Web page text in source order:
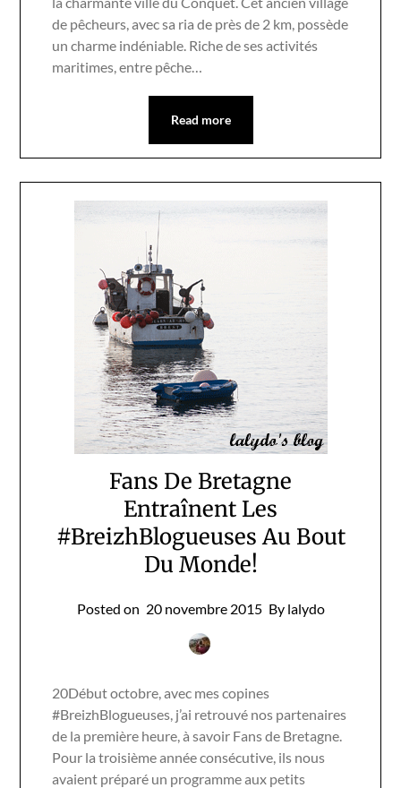
de pêcheurs, avec sa ria de près de 2 km, possède
un charme indéniable. Riche de ses activités
maritimes, entre pêche…
Read more
Fans De Bretagne
Entraînent Les
#BreizhBlogueuses Au Bout
Du Monde!
Posted on 20 novembre 2015 By lalydo
20Début octobre, avec mes copines
#BreizhBlogueuses, j’ai retrouvé nos partenaires
de la première heure, à savoir Fans de Bretagne.
Pour la troisième année consécutive, ils nous
avaient préparé un programme aux petits